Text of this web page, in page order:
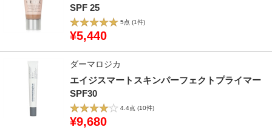
SPF 25
5点 (1件)
¥5,440
ダーマロジカ
エイジスマートスキンパーフェクトプライマー
SPF30
4.4点 (10件)
¥9,680